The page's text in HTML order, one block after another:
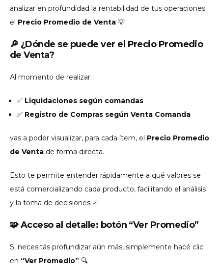
analizar en profundidad la rentabilidad de tus operaciones:
el Precio Promedio de Venta 💡
🔎 ¿Dónde se puede ver el Precio Promedio
de Venta?
Al momento de realizar:
✅ Liquidaciones según comandas
✅ Registro de Compras según Venta Comanda
vas a poder visualizar, para cada ítem, el Precio Promedio
de Venta de forma directa.
Esto te permite entender rápidamente a qué valores se
está comercializando cada producto, facilitando el análisis
y la toma de decisiones 📈
🧩 Acceso al detalle: botón “Ver Promedio”
Si necesitás profundizar aún más, simplemente hacé clic
en “Ver Promedio” 🔍